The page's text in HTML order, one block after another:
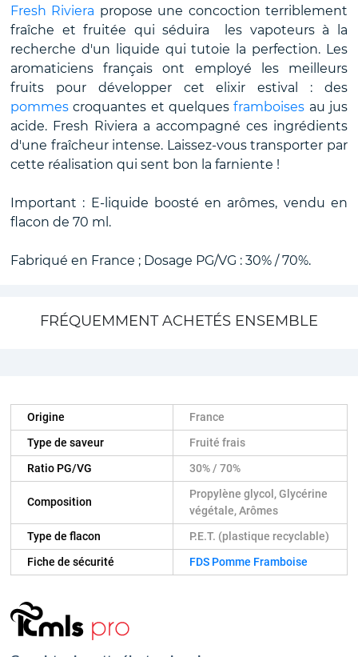
Fresh Riviera propose une concoction terriblement
fraîche et fruitée qui séduira les vapoteurs à la
recherche d'un liquide qui tutoie la perfection. Les
aromaticiens français ont employé les meilleurs
fruits pour développer cet elixir estival : des
pommes croquantes et quelquesframboises au jus
acide. Fresh Riviera a accompagné ces ingrédients
d'une fraîcheur intense. Laissez-vous transporter par
cette réalisation qui sent bon la farniente !
Important : E-liquide boosté en arômes, vendu en
flacon de 70 ml.
Fabriqué en France ; Dosage PG/VG : 30% / 70%.
FRÉQUEMMENT ACHETÉS ENSEMBLE
Origine
France
Type de saveur
Fruité frais
Ratio PG/VG
30% / 70%
Composition
Propylène glycol, Glycérine
végétale, Arômes
Type de flacon
P.E.T. (plastique recyclable)
Fiche de sécurité
FDS Pomme Framboise